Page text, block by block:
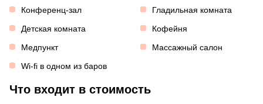
Конференц-зал
Гладильная комната
Детская комната
Кофейня
Медпункт
Массажный салон
Wi-fi в одном из баров
Что входит в стоимость